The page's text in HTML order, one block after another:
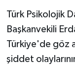
Türk Psikolojik
Başkanvekili
Türkiye'de göz
şiddet